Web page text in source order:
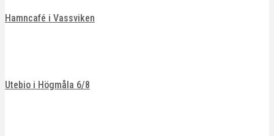
Hamncafé i Vassviken
Utebio i Högmåla 6/8